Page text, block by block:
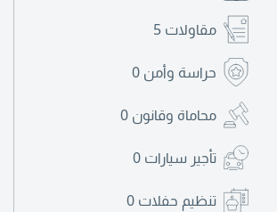
مقاولات 5
حراسة وأمن 0
محاماة وقانون 0
تأجير سيارات 0
تنظيم حفلات 0